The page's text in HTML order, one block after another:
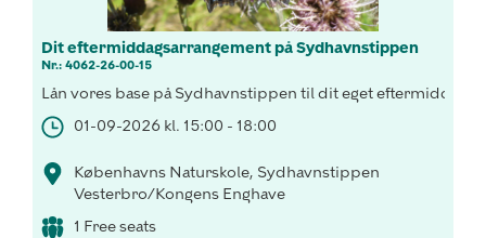
Dit eftermiddagsarrangement på Sydhavnstippen
Nr.: 4062-26-00-15
Lån vores base på Sydhavnstippen til dit eget
01-09-2026 kl. 15:00 - 18:00
Københavns Naturskole, Sydhavnstippen
Vesterbro/Kongens Enghave
1 Free seats